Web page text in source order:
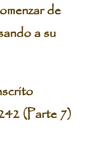
de
a su
(Parte 7)